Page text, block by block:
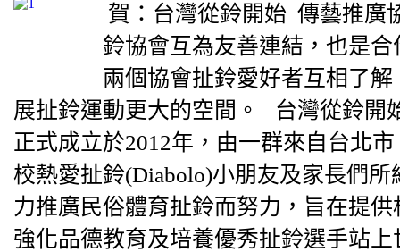
賀：台灣從鈴開始 傳藝推廣
鈴協會互為友善連結，也是
兩個協會扯鈴愛好者互相了
展扯鈴運動更大的空間。 台灣從鈴開
正式成立於2012年，由一群來自台北
校熱愛扯鈴(Diabolo)小朋友及家長們所
力推廣民俗體育扯鈴而努力，旨在提
強化品德教育及培養優秀扯鈴選手站